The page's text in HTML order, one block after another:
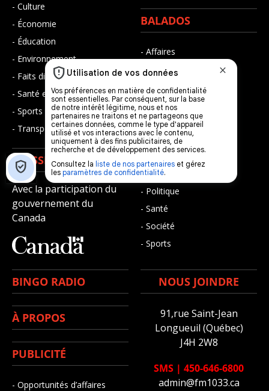
- Culture
- Économie
- Éducation
- Environnement
- Faits divers
- Santé et bien-être
- Sports
- Transport / Circulation
ÉMISSIONS
Avec la participation du
gouvernement du
Canada
BALADOS
- Affaires
- Art de vivre
- Bien-être
- Emploi
- Finances
- Infos citoyennes
- Musique
- Politique
- Santé
- Société
- Sports
BINGO RADIO
À PROPOS
PUBLICITÉ
- Opportunités d’affaires
NOUS JOINDRE
91,rue Saint-Jean
Longueuil (Québec)
J4H 2W8
SMS | 450-646-6800
admin@fm1033.ca